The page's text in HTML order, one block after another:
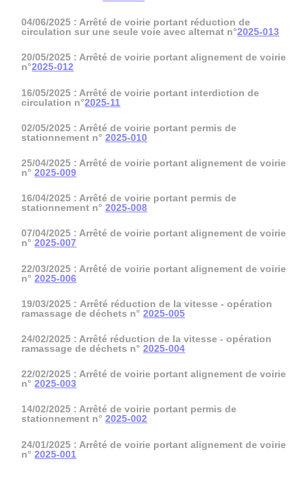
04/06/2025 : Arrêté de voirie portant réduction de
circulation sur une seule voie avec alternat n°2025-013
20/05/2025 : Arrêté de voirie portant alignement de voirie
n°2025-012
16/05/2025 : Arrêté de voirie portant interdiction de
circulation n°2025-11
02/05/2025 : Arrêté de voirie portant permis de
stationnement n°2025-010
25/04/2025 : Arrêté de voirie portant alignement de voirie
n°2025-009
16/04/2025 : Arrêté de voirie portant permis de
stationnement n°2025-008
07/04/2025 : Arrêté de voirie portant alignement de voirie
n°2025-007
22/03/2025 : Arrêté de voirie portant alignement de voirie
n°2025-006
19/03/2025 : Arrêté réduction de la vitesse - opération
ramassage de déchets n°2025-005
24/02/2025 : Arrêté réduction de la vitesse - opération
ramassage de déchets n°2025-004
22/02/2025 : Arrêté de voirie portant alignement de voirie
n°2025-003
14/02/2025 : Arrêté de voirie portant permis de
stationnement n°2025-002
24/01/2025 : Arrêté de voirie portant alignement de voirie
n°2025-001